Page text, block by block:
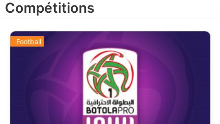
| Ouganda | Namibie | C | Libye | Nigeria | Rwanda |
Guinée équatoriale | D | Angola | Cameroun | Congo |
Burkina Faso Classement : 1. **Maroc** 2. Nigéria
Compétitions
Football